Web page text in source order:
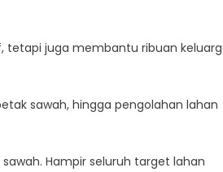
tetapi juga membantu ribuan
sawah, hingga pengolahan lahan
Hampir seluruh target lahan